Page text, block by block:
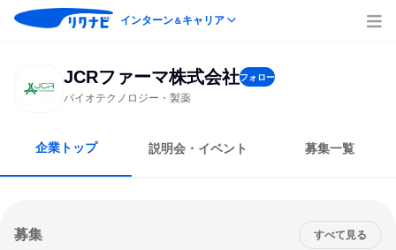
インターン＆キャリア
JCRファーマ株式会社フォロー
バイオテクノロジー・製薬
企業トップ 説明会・イベント 募集一覧
募集 すべて見る